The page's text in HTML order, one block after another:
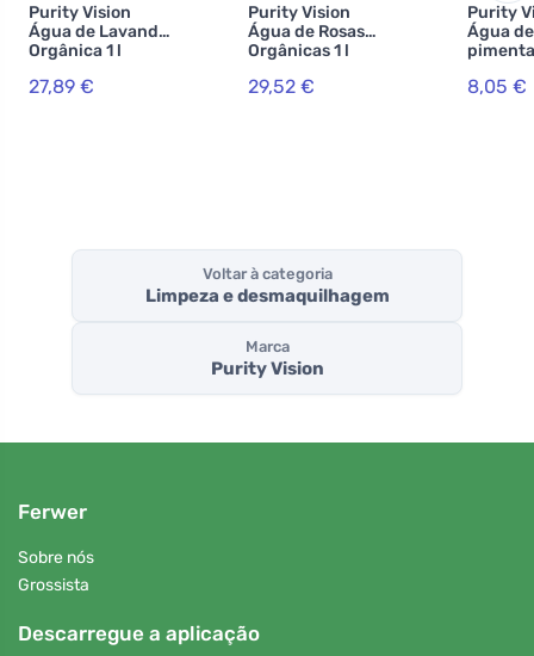
Purity Vision
Água de Lavanda
Orgânica 1 l
27,89 €
Purity Vision
Água de Rosas
Orgânicas 1 l
29,52 €
Purity
Água
8,05 €
Voltar à categoria
Limpeza e desmaquilhagem
Marca
Purity Vision
Ferwer
Sobre nós
Grossista
Descarregue a aplicação